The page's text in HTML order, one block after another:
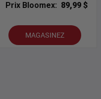
Prix Bloomex: 89,99 $
MAGASINEZ